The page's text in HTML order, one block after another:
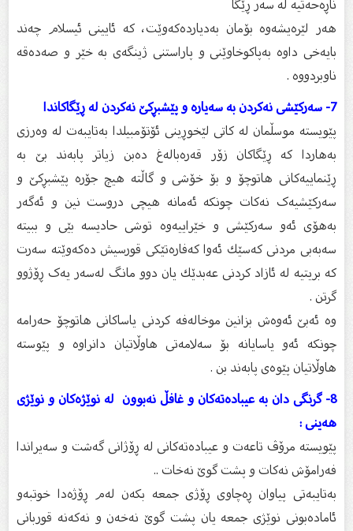
هەر لێرەیشەوە بۆمان بەدیاردەكەوێت، كە ئایینی ئیسلام چەند
بایەخی داوە بەپاكوخاوێنی و پاراستنی ژینگەى بە خێر و صەدەقە
ناوبردووە .
پێویستە موسڵمان لە کاتى لێخوڕینى ئۆتۆمبیلدا بەتایبەت لە وەرزى
بەهاردا کە ڕێگاکان زۆر قەرەبالەغ دەبن زیاتر پابەند بێ بە
ڕێنماییەکانى هاتوچۆ و بۆ خۆشی و گاڵتە هیچ جۆرە پێشبڕکێ و
سەرکێشیەک نەکات چونکە ئەمانە هیچی دروست نین و ئەگەر
بەهۆی ئەو سەركێشی و خێراییەوە توشی حادیسە بێی و ببیتە
سەبەبی مردنی كەسێك ئەوا كەفارەتێكی قورسیش دەكەوێتە سەرت
كە بریتیە لە ئازاد كردنی عەبدێك یان دوو مانگ لەسەر یەک ڕۆژوو
گرتن .
وە ئەبێ ئەوەش بزانین موخالەفە كردنی یاساكانی هاتوچۆ حەرامە
چونکە ئەو یاسایانە بۆ سەلامەتی هاوڵاتیان دانراوە و پێوستە
هاوڵاتیان پێوەى پابەند بن .
8- گرنگى دان بە عیبادەتەکان و غافڵ نەبوون لە نوێژەكان و نوێژى
هەینى :
پێویستە مرۆڤ تاعەت و عیبادەتەكانی لە ڕۆژانی گەشت و سەیراندا
فەرامۆش نەكات و پشت گوێ نەخات ..
بەتایبەتی پیاوان ڕەچاوی ڕۆژی جمعە بكەن لەم ڕۆژەدا خوتبەو
ئامادەبونی نوێژی جمعە یان پشت گوێ نەخەن و نەكەنە قوربانی